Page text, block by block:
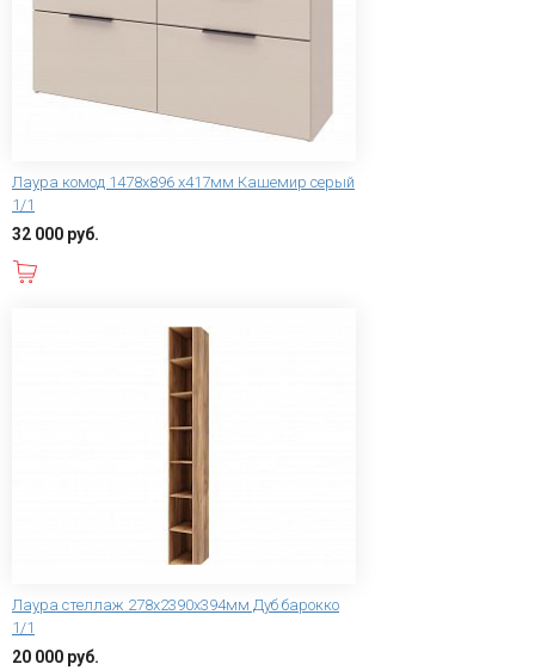
Лаура комод 1478x896 x417мм Кашемир серый
1/1
32 000 руб.
Лаура стеллаж 278x2390х394мм Дуб барокко
1/1
20 000 руб.